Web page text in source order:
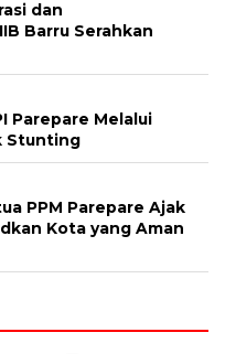
dan
Barru Serahkan
Parepare Melalui
Stunting
PPM Parepare Ajak
Kota yang Aman